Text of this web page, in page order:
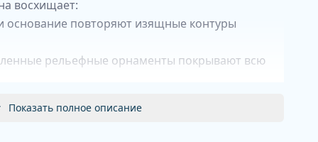
восхищает:
основание повторяют изящные контуры
рельефные орнаменты покрывают всю
Показать полное описание